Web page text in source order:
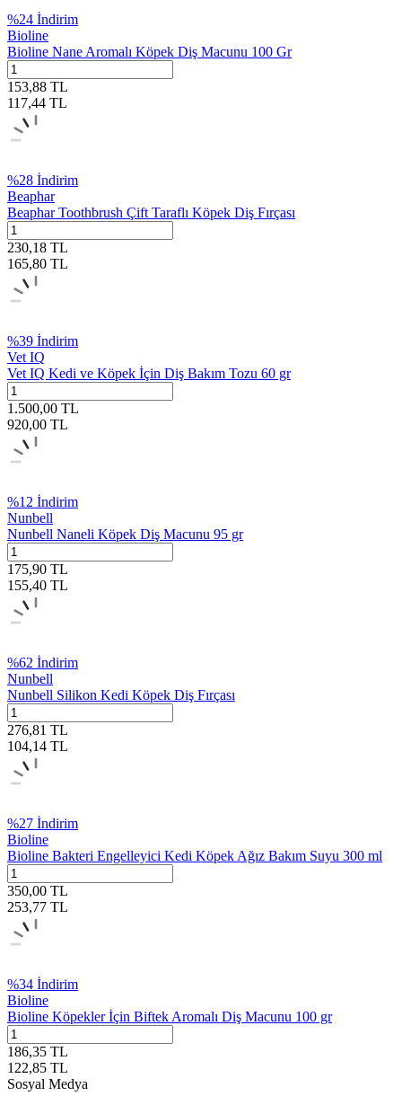
%24 İndirim
Bioline
Bioline Nane Aromalı Köpek Diş Macunu 100 Gr
153,88 TL
117,44 TL
%28 İndirim
Beaphar
Beaphar Toothbrush Çift Taraflı Köpek Diş Fırçası
230,18 TL
165,80 TL
%39 İndirim
Vet IQ
Vet IQ Kedi ve Köpek İçin Diş Bakım Tozu 60 gr
1.500,00 TL
920,00 TL
%12 İndirim
Nunbell
Nunbell Naneli Köpek Diş Macunu 95 gr
175,90 TL
155,40 TL
%62 İndirim
Nunbell
Nunbell Silikon Kedi Köpek Diş Fırçası
276,81 TL
104,14 TL
%27 İndirim
Bioline
Bioline Bakteri Engelleyici Kedi Köpek Ağız Bakım Suyu 300 ml
350,00 TL
253,77 TL
%34 İndirim
Bioline
Bioline Köpekler İçin Biftek Aromalı Diş Macunu 100 gr
186,35 TL
122,85 TL
Sosyal Medya